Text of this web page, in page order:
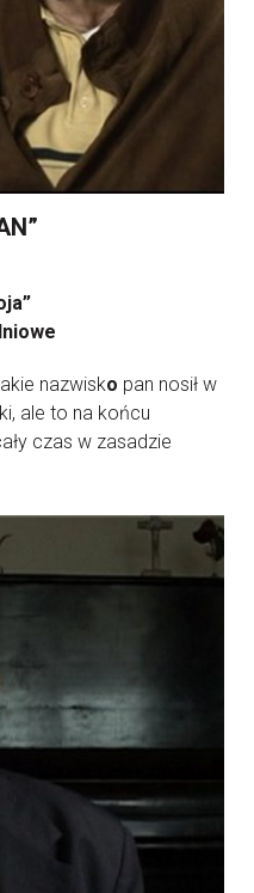
nazwisko pan nosił w
ale to na końcu
czas w zasadzie